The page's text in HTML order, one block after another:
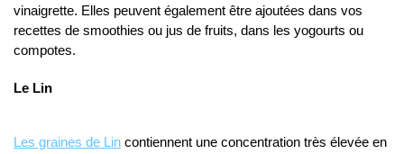
vinaigrette. Elles peuvent également être ajoutées dans vos
recettes de smoothies ou jus de fruits, dans les yogourts ou
compotes.
Le Lin
Les graines de Lin contiennent une concentration très élevée en